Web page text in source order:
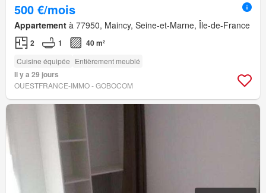
500 €/mois
Appartement à 77950, Maincy, Seine-et-Marne, Île-de-France
2 1 40 m²
Cuisine équipée Entièrement meublé
Il y a 29 jours
OUESTFRANCE-IMMO - GOBOCOM